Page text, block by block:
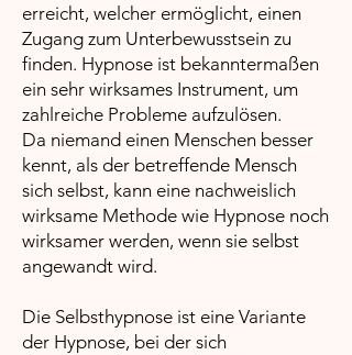
erreicht, welcher ermöglicht, einen
Zugang zum Unterbewusstsein zu
finden. Hypnose ist bekanntermaßen
ein sehr wirksames Instrument, um
zahlreiche Probleme aufzulösen.
Da niemand einen Menschen besser
kennt, als der betreffende Mensch
sich selbst, kann eine nachweislich
wirksame Methode wie Hypnose noch
wirksamer werden, wenn sie selbst
angewandt wird.
Die Selbsthypnose ist eine Variante
der Hypnose, bei der sich